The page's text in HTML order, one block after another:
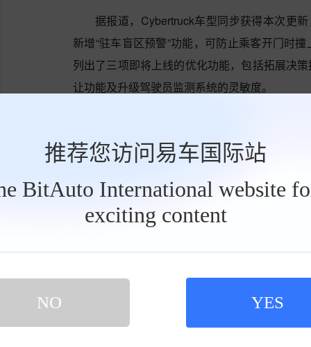
推荐您访问易车国际站
BitAuto International website
exciting content
NO YES
据报道，Cybertruck车型同步获得本次更
新增“驻车盲区预警”功能，可防止乘客开门时
列出了三项即将上线的优化功能，包括拓展决
让功能及升级驾驶员监测系统的灵敏度。
资建议。
本文源自：市场资讯
作者：观察君
车型